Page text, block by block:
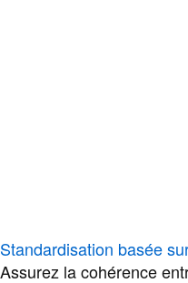
Standardisation basée
Assurez la cohérence